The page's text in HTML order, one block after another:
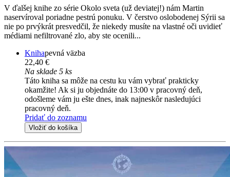
V ďalšej knihe zo série Okolo sveta (už deviatej!) nám Martin
naservíroval poriadne pestrú ponuku. V čerstvo oslobodenej Sýrii sa
nie po prvýkrát presvedčil, že niekedy musíte na vlastné oči uvidieť
médiami nefiltrované zlo, aby ste ocenili...
Knihapevná väzba
22,40 €
Na sklade 5 ks
Táto kniha sa môže na cestu ku vám vybrať prakticky
okamžite! Ak si ju objednáte do 13:00 v pracovný deň,
odošleme vám ju ešte dnes, inak najneskôr nasledujúci
pracovný deň.
Pridať do zoznamu
Vložiť do košíka